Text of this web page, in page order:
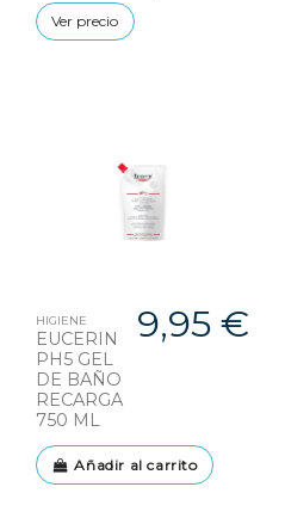
Ver precio
HIGIENE
EUCERIN
PH5 GEL
DE BAÑO
RECARGA
750 ML
9,95 €
Añadir al carrito